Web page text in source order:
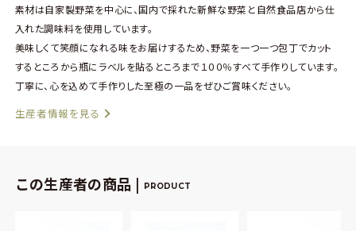
素材は自家製野菜を中心に、国内で採れた新鮮な野菜と自然食品店から仕
入れた調味料を使用しています。
美味しくて笑顔になれる味をお届けするため、野菜を一つ一つ包丁でカット
するところから瓶にラベルを貼るところまで１００％すべて手作りしています。
丁寧に、心を込めて手作りした至極の一品をぜひご賞味ください。
生産者情報を見る
この生産者の商品 | PRODUCT